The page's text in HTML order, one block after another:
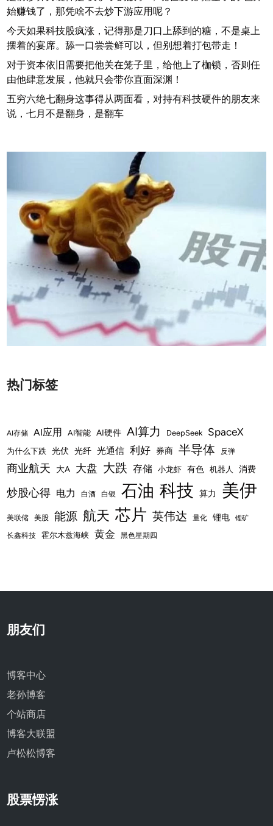
意
味
着
行
情
结
束
始赚钱了，那凭啥不去炒下游应用呢？
今天如果科技股疯涨，记得那是刀口上舔到的糖，不是桌上
摆着的宴席。舔一口尝尝鲜可以，但别想着打包带走！
对于资本依旧需要把他关在笼子里，给他上了枷锁，否则任
由他肆意发展，他就只会带你直面深渊！
五穷六绝七翻身这事得从两面看，对持有科技硬件的朋友来
说，七月不是翻身，是翻车
热门标签
AI存储 AI应用 AI智能 AI硬件 AI算力 DeepSeek SpaceX
为什么下跌 光伏 光纤 光通信 利好 券商 半导体 反弹
商业航天 大A 大盘 大跌 存储 小龙虾 有色 机器人 消费
炒股心得 电力 白酒 白银 石油 科技 算力 美伊
美联储 美股 能源 航天 芯片 英伟达 量化 锂电 锂矿
长鑫科技 霍尔木兹海峡 黄金 黑色星期四
朋友们
博客中心
老孙博客
个站商店
博客大联盟
卢松松博客
股票愣涨